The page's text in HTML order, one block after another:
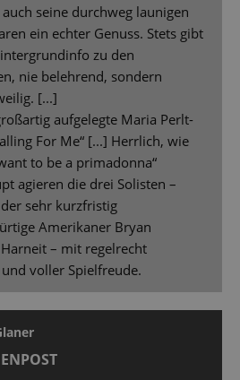
seine durchweg launigen
ein echter Genuss. Stets gibt
zu den
nie belehrend, sondern
[...]
aufgelegte Maria Perlt-
For Me“ [...] Herrlich, wie
to be a primadonna“
agieren die drei Solisten –
sehr kurzfristig
Amerikaner Bryan
– mit regelrecht
voller Spielfreude.